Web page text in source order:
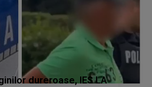
dureroase, IES LA